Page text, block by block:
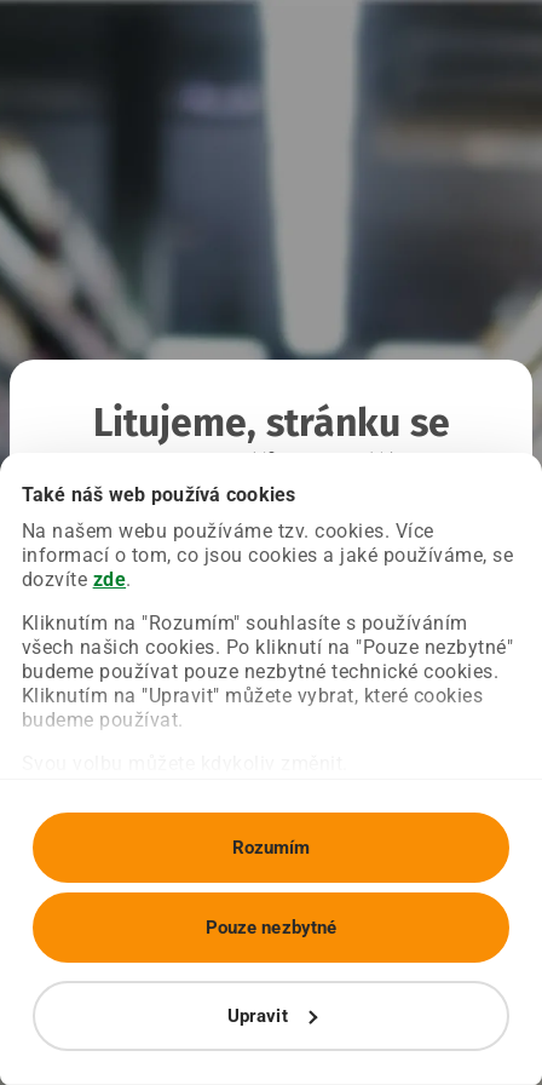
Také náš web používá cookies
Na našem webu používáme tzv. cookies. Více
informací o tom, co jsou cookies a jaké používáme, se
dozvíte zde.
Kliknutím na "Rozumím" souhlasíte s používáním
všech našich cookies. Po kliknutí na "Pouze nezbytné"
budeme používat pouze nezbytné technické cookies.
Kliknutím na "Upravit" můžete vybrat, které cookies
budeme používat.
Rozumím
Upravit
Pouze nezbytné
Litujeme, stránku se
Chyba nastala na naší straně a už ji opravujeme.
Zkuste prosím znovu načíst požadovanou stránku.
Obnovit stránku Úvodní strana